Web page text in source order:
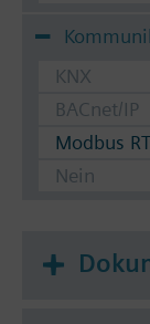
KNX
BACnet/IP
Modbus
Nein